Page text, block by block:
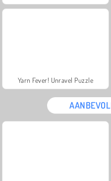
Yarn Fever! Unravel Puzzle